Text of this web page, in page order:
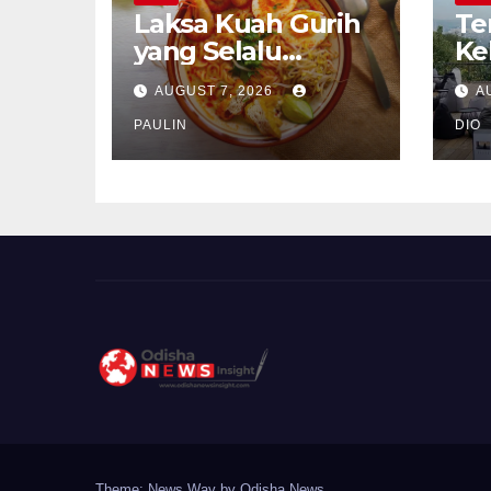
Laksa Kuah Gurih
yang Selalu
Dirindukan
AUGUST 7, 2026
PAULIN DIO